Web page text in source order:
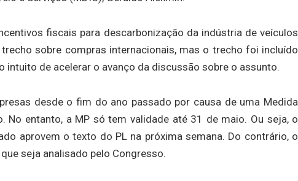
fiscais para descarbonização da indústria de veículos
sobre compras internacionais, mas o trecho foi incluído
intuito de acelerar o avanço da discussão sobre o assunto.
desde o fim do ano passado por causa de uma Medida
No entanto, a MP só tem validade até 31 de maio. Ou seja, o
aprovem o texto do PL na próxima semana. Do contrário, o
seja analisado pelo Congresso.